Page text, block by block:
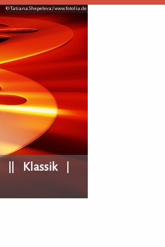
© Tatiana Shepeleva /www.fotolia.de
Klassik